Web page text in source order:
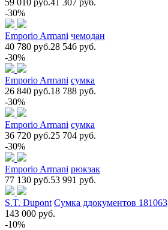
-30%
Emporio Armani чемодан
40 780 руб.28 546 руб.
-30%
Emporio Armani сумка
26 840 руб.18 788 руб.
-30%
Emporio Armani сумка
36 720 руб.25 704 руб.
-30%
Emporio Armani рюкзак
77 130 руб.53 991 руб.
S.T. Dupont Сумка ддокументов 181063
143 000 руб.
-10%